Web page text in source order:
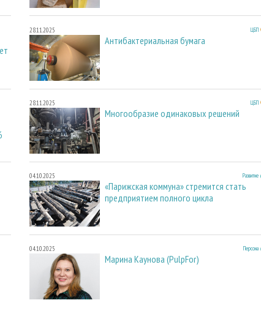
28.11.2025 ЦБП
Антибактериальная бумага
28.11.2025 ЦБП
Многообразие одинаковых решений
04.10.2025 Развитие
«Парижская коммуна» стремится стать
предприятием полного цикла
04.10.2025 Персона
Марина Каунова (PulpFor)